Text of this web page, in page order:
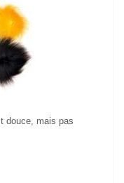
douce, mais pas